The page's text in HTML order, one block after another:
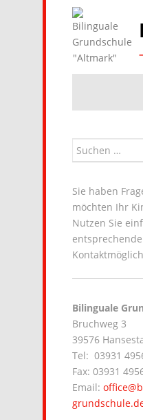
Sie haben
möchten Ihr
Nutzen Sie
Bilinguale
Bruchweg 3
39576
Tel: 03931
Fax: 03931
Email: